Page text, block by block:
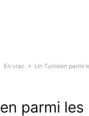
En vrac
Un Tunisien parmi
parmi les